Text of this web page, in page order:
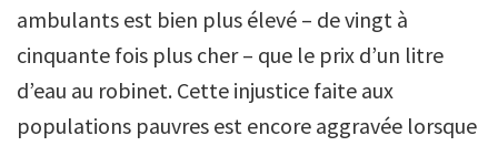
ambulants est bien plus élevé – de vingt à
cinquante fois plus cher – que le prix d’un litre
d’eau au robinet. Cette injustice faite aux
populations pauvres est encore aggravée lorsque